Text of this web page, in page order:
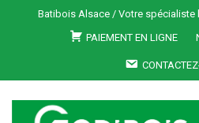
Batibois Alsace / Votre spécialiste
PAIEMENT EN LIGNE